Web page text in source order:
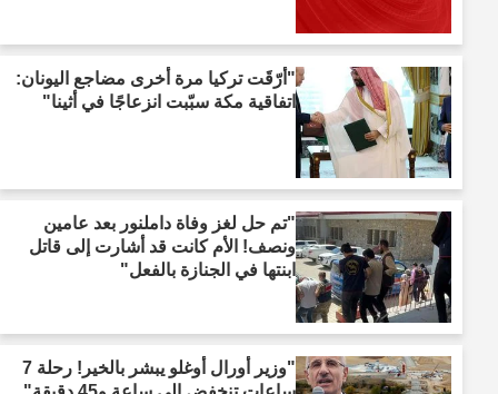
"أرّقَت تركيا مرة أخرى مضاجع اليونان:
اتفاقية مكة سبّبت انزعاجًا في أثينا"
"تم حل لغز وفاة داملنور بعد عامين
ونصف! الأم كانت قد أشارت إلى قاتل
ابنتها في الجنازة بالفعل"
"وزير أورال أوغلو يبشر بالخير! رحلة 7